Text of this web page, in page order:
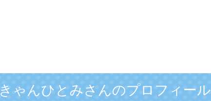
きゃんひとみさんのプロフィール